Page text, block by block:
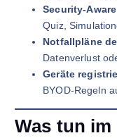
Security-
Quiz,
Notfallpläne
Datenverlust
Geräte
BYOD-Regeln
Was tun